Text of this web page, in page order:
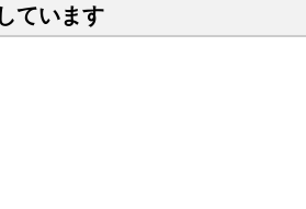
ています